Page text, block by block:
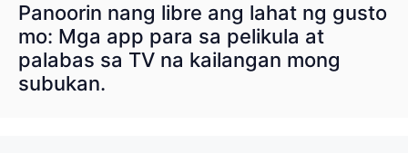
Panoorin nang libre ang lahat ng gusto
mo: Mga app para sa pelikula at
palabas sa TV na kailangan mong
subukan.